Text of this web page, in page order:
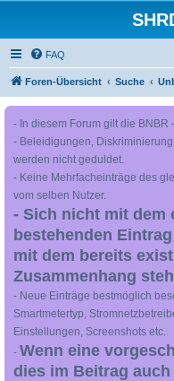
FAQ
Foren-Übersicht Suche
- In diesem Forum gilt die BNBR
- Beleidigungen,
werden nicht geduldet.
- Keine Mehrfacheinträge des
vom selben Nutzer.
- Sich nicht mit dem
bestehenden
mit dem bereits
Zusammenhang
- Neue Einträge bestmöglich
Smartmetertyp,
Einstellungen, Screenshots etc.
- Wenn eine
dies im Beitrag